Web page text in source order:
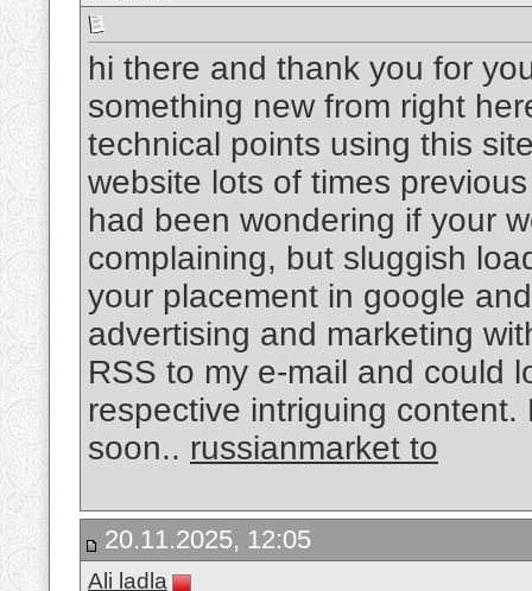
hi there and thank you for
something new from right
technical points using this
website lots of times
had been wondering if your
complaining, but sluggish
your placement in google
advertising and marketing
RSS to my e-mail and could
respective intriguing
soon.. russianmarket to
20.11.2025, 12:05
Ali ladla